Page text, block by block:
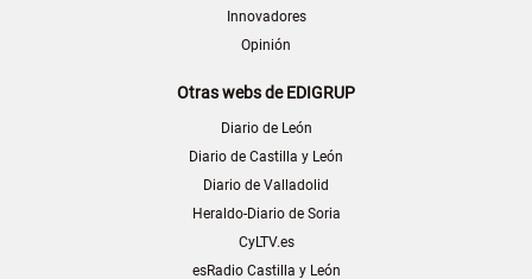
Innovadores
Opinión
Otras webs de EDIGRUP
Diario de León
Diario de Castilla y León
Diario de Valladolid
Heraldo-Diario de Soria
CyLTV.es
esRadio Castilla y León